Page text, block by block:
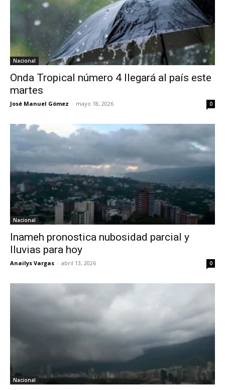
Nacional
Onda Tropical número 4 llegará al país este
martes
José Manuel Gómez - mayo 18, 2026 0
Nacional
Inameh pronostica nubosidad parcial y
lluvias para hoy
Anailys Vargas - abril 13, 2026 0
Nacional